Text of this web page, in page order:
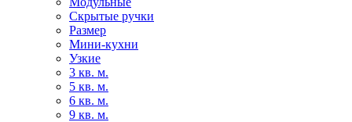
Скрытые ручки
Размер
Мини-кухни
Узкие
3 кв. м.
5 кв. м.
6 кв. м.
9 кв. м.